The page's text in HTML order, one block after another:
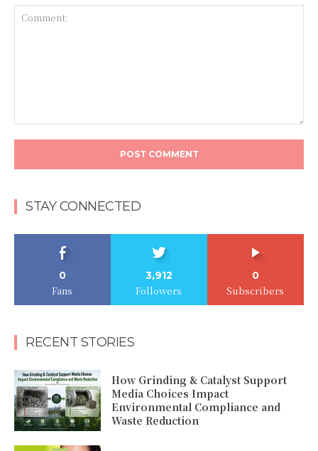
STAY CONNECTED
0
Fans
3,912
Followers
0
Subscribers
RECENT STORIES
How Grinding & Catalyst Support
Media Choices Impact
Environmental Compliance and
Waste Reduction